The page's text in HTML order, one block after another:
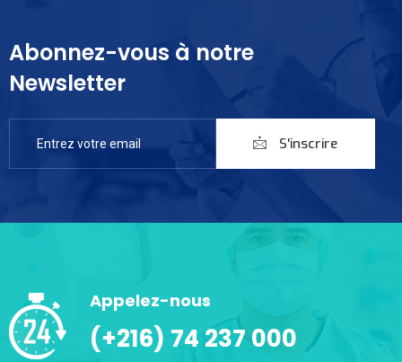
Abonnez-vous à notre
Newsletter
S'inscrire
Appelez-nous
(+216) 74 237 000